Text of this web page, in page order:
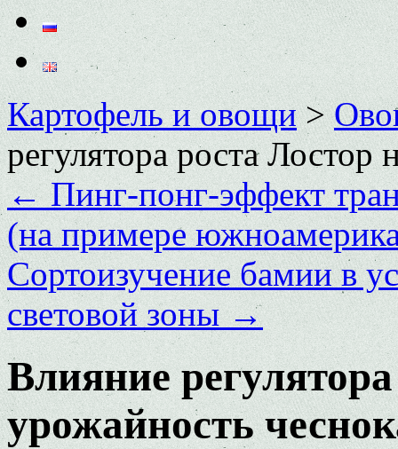
Картофель и овощи>
регулятора роста Лостор
←Пинг-понг-эффект
(на примере
Сортоизучение бамии в
световой зоны→
Влияние
урожайность